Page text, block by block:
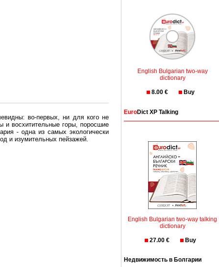
во-первых, ни для кого не
и восхитительные горы, поросшие
- одна из самых экологически
и изумительных пейзажей.
безопасная страна - в ней
English Bulgarian two-way
dictionary
8.00 € Buy
EuroDict XP Talking
English Bulgarian two-way talking
dictionary
27.00 € Buy
Недвижимость в Болгарии